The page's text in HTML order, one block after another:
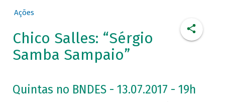
Ações
Chico Salles: “Sérgio
Samba Sampaio”
Quintas no BNDES - 13.07.2017 - 19h